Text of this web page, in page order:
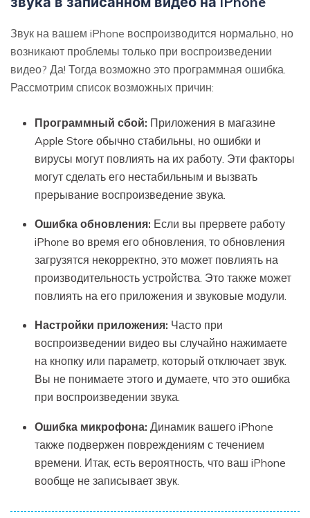
Звук на вашем iPhone воспроизводится нормально, но
возникают проблемы только при воспроизведении
видео? Да! Тогда возможно это программная ошибка.
Рассмотрим список возможных причин:
Программный сбой: Приложения в магазине
Apple Store обычно стабильны, но ошибки и
вирусы могут повлиять на их работу. Эти факторы
могут сделать его нестабильным и вызвать
прерывание воспроизведение звука.
Ошибка обновления: Если вы прервете работу
iPhone во время его обновления, то обновления
загрузятся некорректно, это может повлиять на
производительность устройства. Это также может
повлиять на его приложения и звуковые модули.
Настройки приложения: Часто при
воспроизведении видео вы случайно нажимаете
на кнопку или параметр, который отключает звук.
Вы не понимаете этого и думаете, что это ошибка
при воспроизведении звука.
Ошибка микрофона: Динамик вашего iPhone
также подвержен повреждениям с течением
времени. Итак, есть вероятность, что ваш iPhone
вообще не записывает звук.